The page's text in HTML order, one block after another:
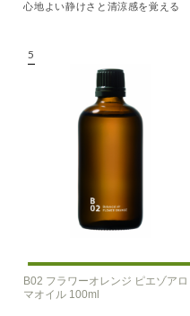
心地よい静けさと清涼感を覚える
B02 フラワーオレンジ ピエゾアロ
マオイル 100ml